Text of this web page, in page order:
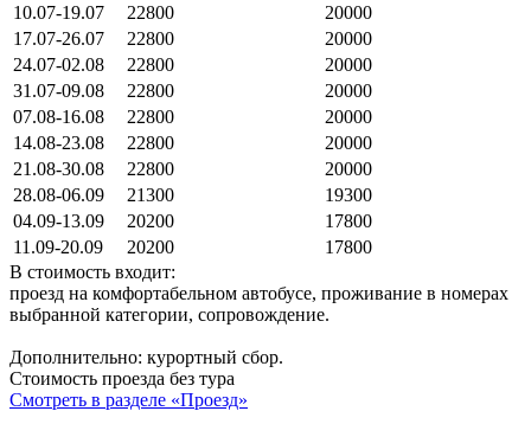
10.07-19.07
22800
20000
17.07-26.07
22800
20000
24.07-02.08
22800
20000
31.07-09.08
22800
20000
07.08-16.08
22800
20000
14.08-23.08
22800
20000
21.08-30.08
22800
20000
28.08-06.09
21300
19300
04.09-13.09
20200
17800
11.09-20.09
20200
17800
В стоимость входит:
проезд на комфортабельном автобусе, проживание в номерах
выбранной категории, сопровождение.
Дополнительно: курортный сбор.
Стоимость проезда без тура
Смотреть в разделе «Проезд»